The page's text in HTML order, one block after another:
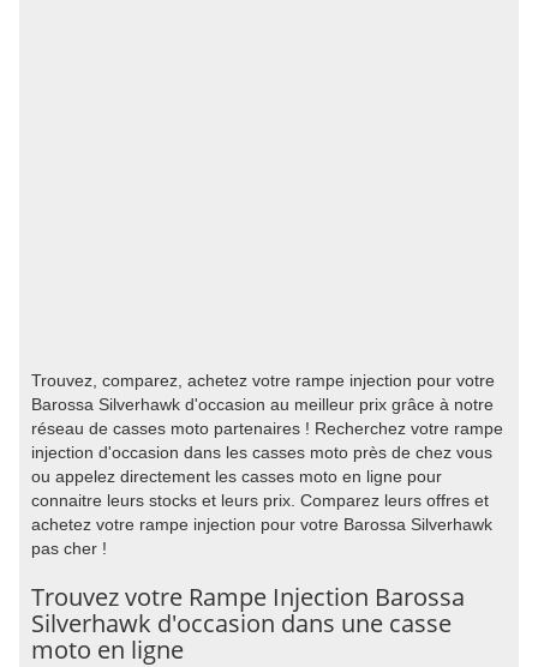
Trouvez, comparez, achetez votre rampe injection pour votre
Barossa Silverhawk d'occasion au meilleur prix grâce à notre
réseau de casses moto partenaires ! Recherchez votre rampe
injection d'occasion dans les casses moto près de chez vous
ou appelez directement les casses moto en ligne pour
connaitre leurs stocks et leurs prix. Comparez leurs offres et
achetez votre rampe injection pour votre Barossa Silverhawk
pas cher !
Trouvez votre Rampe Injection Barossa
Silverhawk d'occasion dans une casse
moto en ligne